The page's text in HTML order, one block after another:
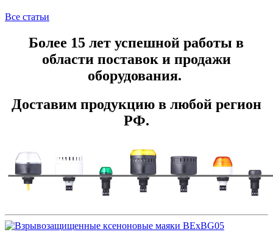
Все статьи
Более 15 лет успешной работы в
области поставок и продажи
оборудования.
Доставим продукцию в любой регион
РФ.